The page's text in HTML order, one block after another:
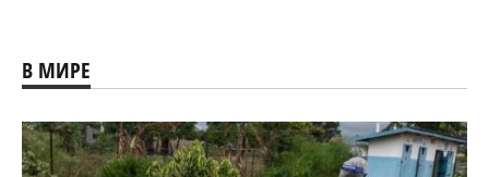
В МИРЕ